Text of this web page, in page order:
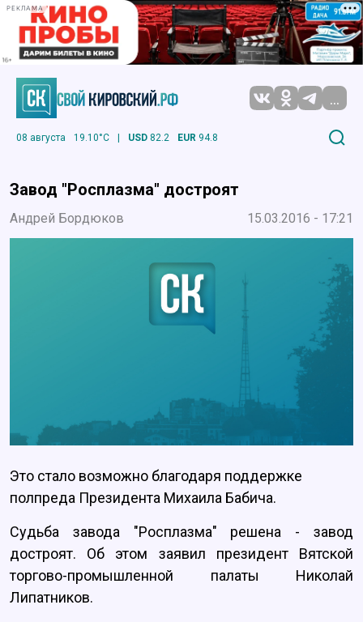
РЕКЛАМА
...
08 августа 19.10°C | USD 82.2 EUR 94.8
Завод "Росплазма" достроят
Андрей Бордюков 15.03.2016 - 17:21
Это стало возможно благодаря поддержке
полпреда Президента Михаила Бабича.
Судьба завода "Росплазма" решена - завод
достроят. Об этом заявил президент Вятской
торгово-промышленной палаты Николай
Липатников.